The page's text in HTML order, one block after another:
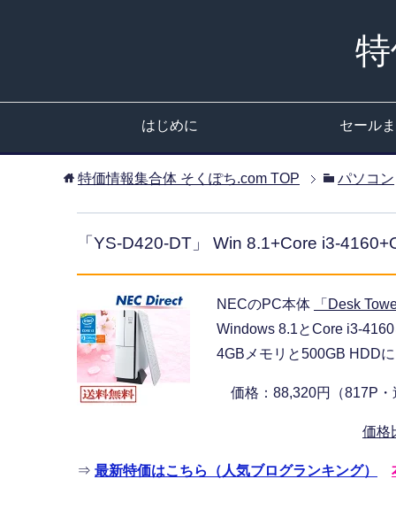
はじめに セール
特価情報集合体 そくぽち.com TOP パソコン
「YS-D420-DT」 Win 8.1+Core i3-
NECのPC本体
「Desk
Windows 8.1とCore i3-
4GBメモリと500GB HDD
価格：88,320円（817P
価格
⇒ 最新特価はこちら（人気ブログランキング）